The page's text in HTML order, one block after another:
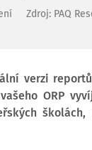
Zdroj: PAQ
verzi
ORP